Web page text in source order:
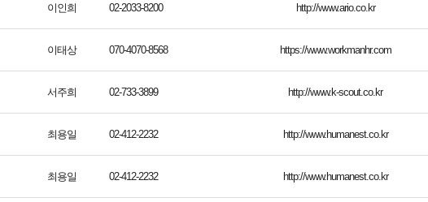
이인희 02-2033-8200 http://www.ario.co.kr
이태상 070-4070-8568 https://www.workmanhr.com
서주희 02-733-3899 http://www.k-scout.co.kr
최용일 02-412-2232 http://www.humanest.co.kr
최용일 02-412-2232 http://www.humanest.co.kr